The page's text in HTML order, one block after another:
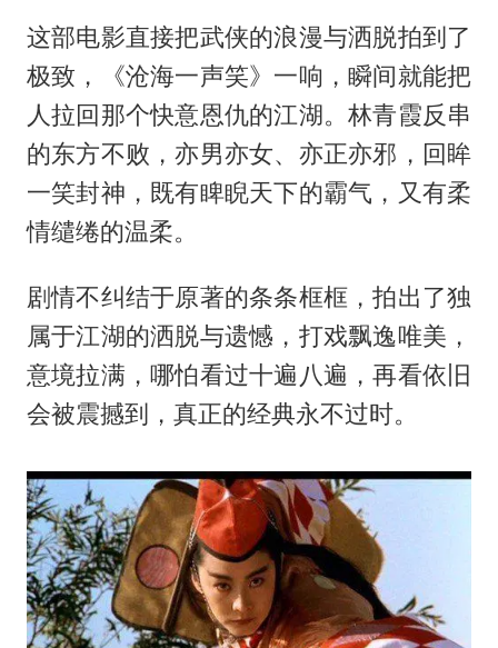
这部电影直接把武侠的浪漫与洒脱拍到了
极致，《沧海一声笑》一响，瞬间就能把
人拉回那个快意恩仇的江湖。林青霞反串
的东方不败，亦男亦女、亦正亦邪，回眸
一笑封神，既有睥睨天下的霸气，又有柔
情缱绻的温柔。
剧情不纠结于原著的条条框框，拍出了独
属于江湖的洒脱与遗憾，打戏飘逸唯美，
意境拉满，哪怕看过十遍八遍，再看依旧
会被震撼到，真正的经典永不过时。